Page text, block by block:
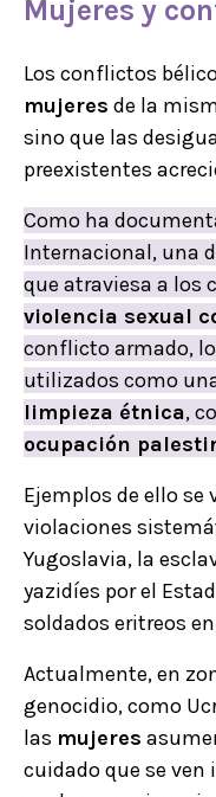
Mujeres y
Los conflictos
mujeres de la
sino que las
preexistentes
Como ha
Internacional, una
que atraviesa a los
violencia sexual
conflicto armado,
utilizados como
limpieza étnica,
ocupación
Ejemplos de ello se
violaciones
Yugoslavia, la
yazidíes por el
soldados eritreos
Actualmente, en
genocidio, como
las mujeres
cuidado que se ven